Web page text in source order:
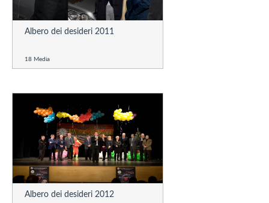
Albero dei desideri 2011
18 Media
Albero dei desideri 2012